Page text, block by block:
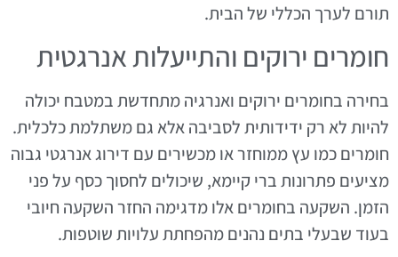
תורם לערך הכללי של הבית.
חומרים ירוקים והתייעלות אנרגטית
בחירה בחומרים ירוקים ואנרגיה מתחדשת במטבח יכולה
להיות לא רק ידידותית לסביבה אלא גם משתלמת כלכלית.
חומרים כמו עץ ממוחזר או מכשירים עם דירוג אנרגטי גבוה
מציעים פתרונות ברי קיימא, שיכולים לחסוך כסף על פני
הזמן. השקעה בחומרים אלו מדגימה החזר השקעה חיובי
בעוד שבעלי בתים נהנים מהפחתת עלויות שוטפות.